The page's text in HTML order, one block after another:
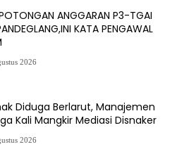
ANGGARAN P3-TGAI
KATA PENGAWAL
2026
Diduga Berlarut, Manajemen
Kali Mangkir Mediasi Disnaker
2026